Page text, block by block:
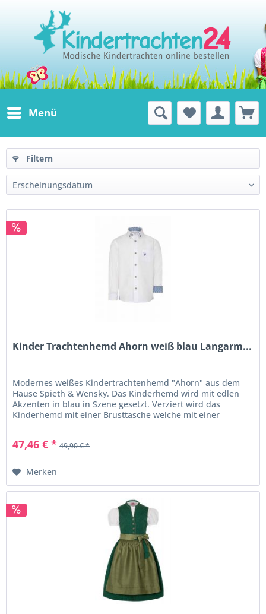
Menü
Filtern
Kinder Trachtenhemd Ahorn weiß blau Langarm...
Modernes weißes Kindertrachtenhemd "Ahorn" aus dem
Hause Spieth & Wensky. Das Kinderhemd wird mit edlen
Akzenten in blau in Szene gesetzt. Verziert wird das
Kinderhemd mit einer Brusttasche welche mit einer
47,46 € * 49,90 € *
Merken